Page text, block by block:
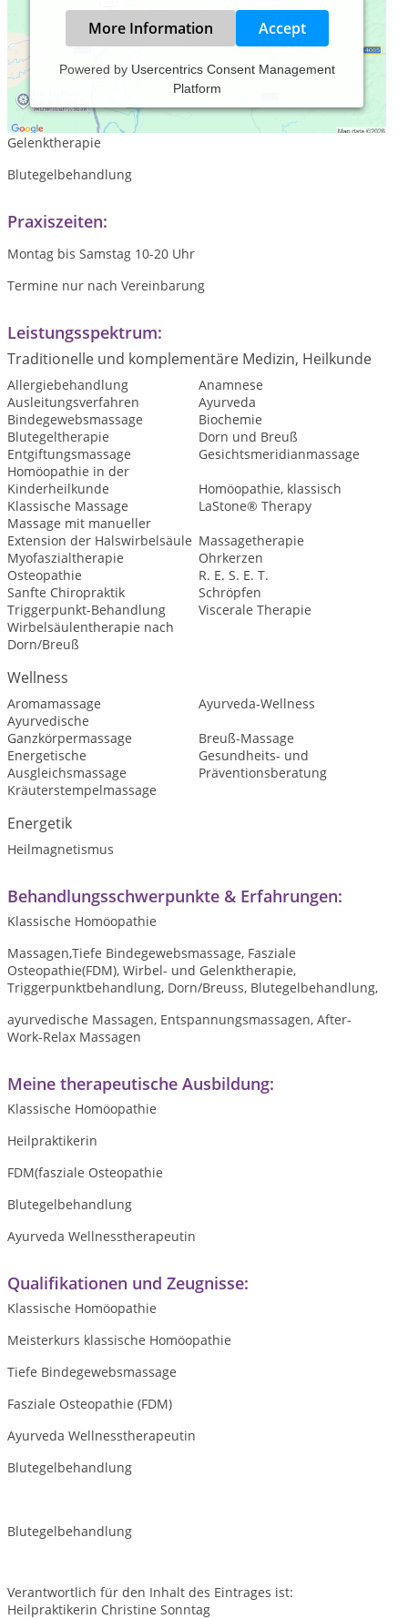
More Information Accept
Powered by Usercentrics Consent Management
Platform
Praxis für Klassische Homöopathie
Arbeit am Bewegungsapparat-Massage,Wirbel- und
Gelenktherapie
Blutegelbehandlung
Praxiszeiten:
Montag bis Samstag 10-20 Uhr
Termine nur nach Vereinbarung
Leistungsspektrum:
Traditionelle und komplementäre Medizin, Heilkunde
Allergiebehandlung
Anamnese
Ausleitungsverfahren
Ayurveda
Bindegewebsmassage
Biochemie
Blutegeltherapie
Dorn und Breuß
Entgiftungsmassage
Gesichtsmeridianmassage
Homöopathie in der
Kinderheilkunde
Homöopathie, klassisch
Klassische Massage
LaStone® Therapy
Massage mit manueller
Extension der Halswirbelsäule Massagetherapie
Myofaszialtherapie
Ohrkerzen
Osteopathie
R. E. S. E. T.
Sanfte Chiropraktik
Schröpfen
Triggerpunkt-Behandlung
Viscerale Therapie
Wirbelsäulentherapie nach
Dorn/Breuß
Wellness
Aromamassage
Ayurveda-Wellness
Ayurvedische
Ganzkörpermassage
Breuß-Massage
Energetische
Ausgleichsmassage
Gesundheits- und
Präventionsberatung
Kräuterstempelmassage
Energetik
Heilmagnetismus
Behandlungsschwerpunkte & Erfahrungen:
Klassische Homöopathie
Massagen,Tiefe Bindegewebsmassage, Fasziale
Osteopathie(FDM), Wirbel- und Gelenktherapie,
Triggerpunktbehandlung, Dorn/Breuss, Blutegelbehandlung,
ayurvedische Massagen, Entspannungsmassagen, After-
Work-Relax Massagen
Meine therapeutische Ausbildung:
Klassische Homöopathie
Heilpraktikerin
FDM(fasziale Osteopathie
Blutegelbehandlung
Ayurveda Wellnesstherapeutin
Qualifikationen und Zeugnisse:
Klassische Homöopathie
Meisterkurs klassische Homöopathie
Tiefe Bindegewebsmassage
Fasziale Osteopathie (FDM)
Ayurveda Wellnesstherapeutin
Blutegelbehandlung
Blutegelbehandlung
Verantwortlich für den Inhalt des Eintrages ist:
Heilpraktikerin Christine Sonntag